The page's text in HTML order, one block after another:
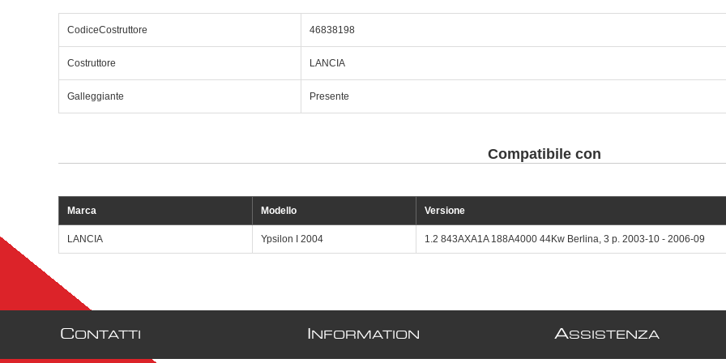
CodiceCostruttore 46838198
Costruttore LANCIA
Galleggiante Presente
Compatibile con
Marca Modello Versione
LANCIA Ypsilon I 2004 1.2 843AXA1A 188A4000 44Kw Berlina, 3 p. 2003-10 - 2006-09
CONTATTI NFORMATION ASSISTENZA